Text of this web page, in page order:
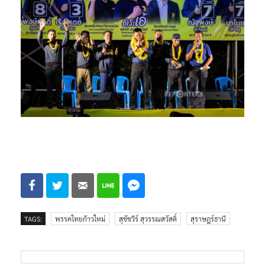
TAGS: พรรคไทยก้าวใหม่ สุชัชวีร์ สุวรรณสวัสดิ์ สุราษฎร์ธานี